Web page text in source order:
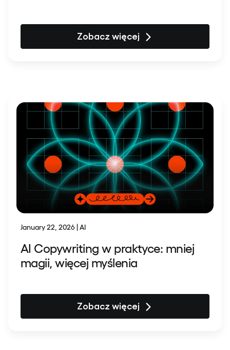
Zobacz więcej
January 22, 2026 | AI
AI Copywriting w praktyce: mniej
magii, więcej myślenia
Zobacz więcej